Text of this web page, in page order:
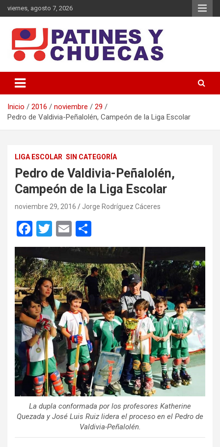
Saltar
al
viernes, agosto 7, 2026
Patines y Chuecas
Inicio 2016 noviembre
29
Pedro de Valdivia-Peñalolén, Campeón de la Liga Escolar
LIGA ESCOLAR SIN CATEGORÍA
Pedro de Valdivia-Peñalolén,
Campeón de la Liga Escolar
noviembre 29, 2016 Jorge Rodríguez Cáceres
F
a
ce
b
o
o
k
T
wi
tt
er
E
m
ail
o
m
p
ar
tir
La dupla conformada por los profesores Katherine
Quezada y José Luis Ruiz lidera el proceso en el Pedro de
Valdivia-Peñalolén.